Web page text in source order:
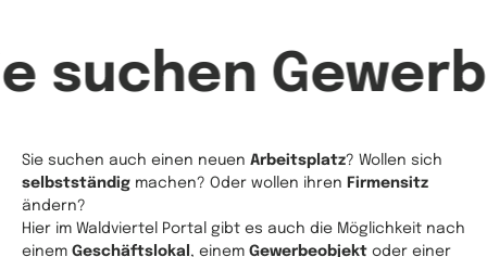
suchen
Sie suchen auch einen neuen Arbeitsplatz? Wollen sich
selbstständig machen? Oder wollen ihren Firmensitz
ändern?
Hier im Waldviertel Portal gibt es auch die Möglichkeit nach
einem Geschäftslokal , einem Gewerbeobjekt oder einer